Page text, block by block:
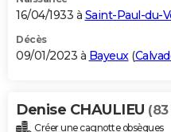
16/04/1933 à Saint-Paul-du-
Décès
09/01/2023 à Bayeux(
Denise CHAULIEU
Créer une cagnotte obsèques